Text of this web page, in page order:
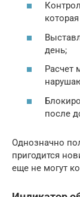
день;
Расчет
после
Однозначно
пригодится
еще не могут